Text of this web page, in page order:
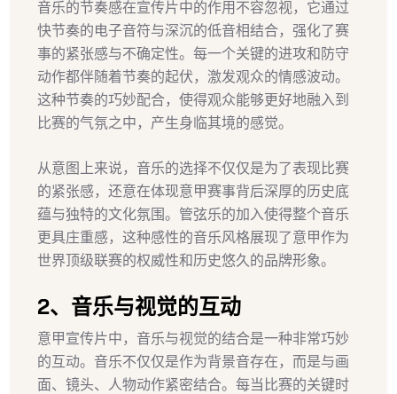
音乐的节奏感在宣传片中的作用不容忽视，它通过
快节奏的电子音符与深沉的低音相结合，强化了赛
事的紧张感与不确定性。每一个关键的进攻和防守
动作都伴随着节奏的起伏，激发观众的情感波动。
这种节奏的巧妙配合，使得观众能够更好地融入到
比赛的气氛之中，产生身临其境的感觉。
从意图上来说，音乐的选择不仅仅是为了表现比赛
的紧张感，还意在体现意甲赛事背后深厚的历史底
蕴与独特的文化氛围。管弦乐的加入使得整个音乐
更具庄重感，这种感性的音乐风格展现了意甲作为
世界顶级联赛的权威性和历史悠久的品牌形象。
2、音乐与视觉的互动
意甲宣传片中，音乐与视觉的结合是一种非常巧妙
的互动。音乐不仅仅是作为背景音存在，而是与画
面、镜头、人物动作紧密结合。每当比赛的关键时